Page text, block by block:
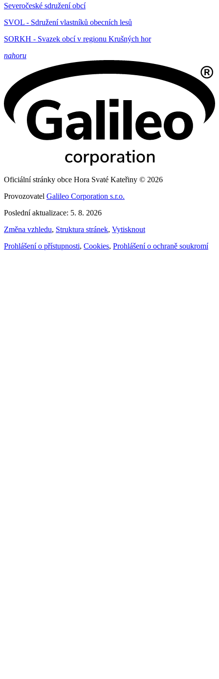
Severočeské sdružení obcí
SVOL - Sdružení vlastníků obecních lesů
SORKH - Svazek obcí v regionu Krušných hor
nahoru
Oficiální stránky obce Hora Svaté Kateřiny © 2026
Provozovatel Galileo Corporation s.r.o.
Poslední aktualizace: 5. 8. 2026
Změna vzhledu, Struktura stránek, Vytisknout
Prohlášení o přístupnosti, Cookies, Prohlášení o ochraně soukromí